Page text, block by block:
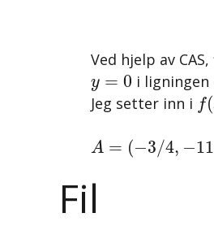
Ved hjelp av
y = 0
y =0 i
Jeg setter inn i f(
f(
A = (−3/4, −
A
− 4, 1125
Fil